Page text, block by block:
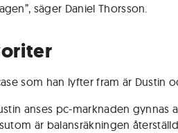
säger Daniel Thorsson.
som han lyfter fram är Dustin
anses pc-marknaden gynnas
är balansräkningen